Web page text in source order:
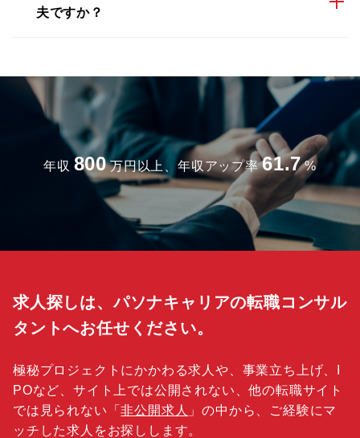
夫ですか？
年収 800 万円以上、年収アップ率 61.7 %
求人探しは、パソナキャリアの転職コンサル
タントへお任せください。
極秘プロジェクトにかかわる求人や、事業立ち上げ、I
POなど、サイト上では公開されない、他の転職サイト
では見られない「非公開求人 」の中から、ご経験にマ
ッチした求人をお探しします。